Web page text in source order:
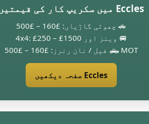
Eccles میں سکریپ کار کی قیمتیں
🚗 چھوٹی گاڑیاں: £160 – £500
🚐 وینز اور 4x4: £250 – £1500
🛻 MOT فیل / نان رنرز: £160 – £500
Eccles صفحہ دیکھیں